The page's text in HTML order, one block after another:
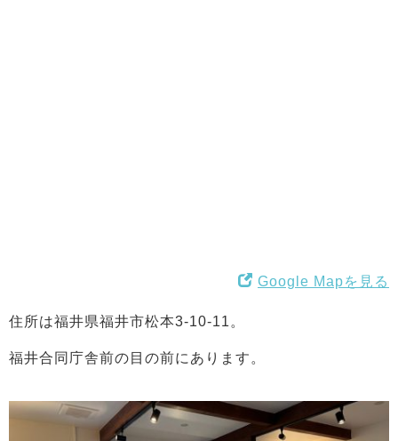
Google Mapを見る
住所は福井県福井市松本3-10-11。
福井合同庁舎前の目の前にあります。